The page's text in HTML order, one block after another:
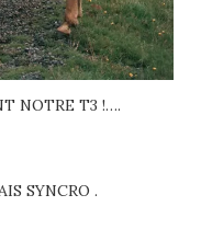
NOTRE T3 !….
SYNCRO .